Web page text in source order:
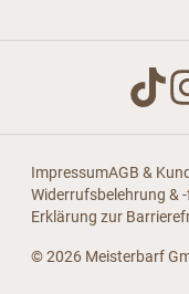
ImpressumAGB &
Widerrufsbelehrung &
Erklärung zur
© 2026 Meisterbarf